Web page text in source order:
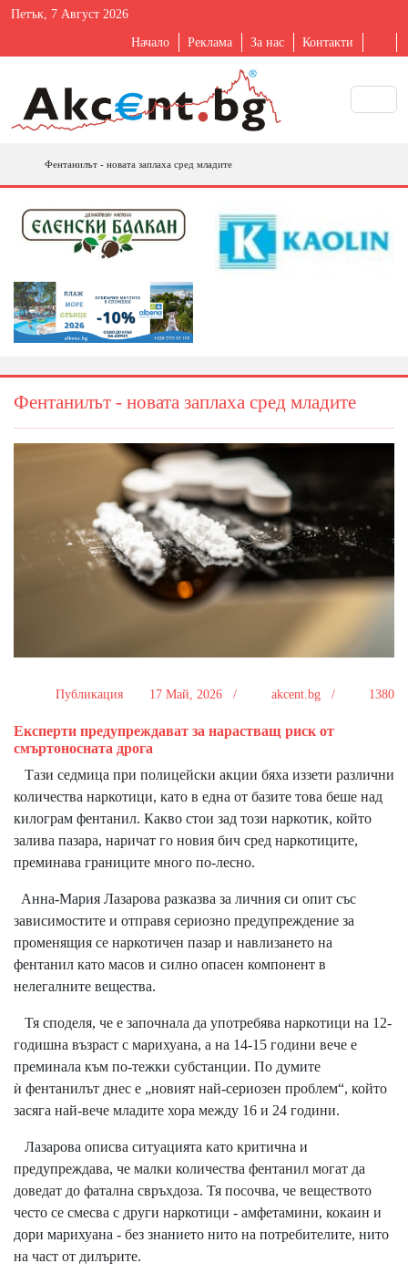
Петък, 7 Август 2026
Начало Реклама За нас Контакти
Фентанилът - новата заплаха сред младите
Фентанилът - новата заплаха сред младите
Публикация 17 Май, 2026 / akcent.bg / 1380
Експерти предупреждават за нарастващ риск от
смъртоносната дрога
Тази седмица при полицейски акции бяха иззети различни
количества наркотици, като в една от базите това беше над
килограм фентанил. Какво стои зад този наркотик, който
залива пазара, наричат го новия бич сред наркотиците,
преминава границите много по-лесно.
Анна-Мария Лазарова разказва за личния си опит със
зависимостите и отправя сериозно предупреждение за
променящия се наркотичен пазар и навлизането на
фентанил като масов и силно опасен компонент в
нелегалните вещества.
Тя споделя, че е започнала да употребява наркотици на 12-
годишна възраст с марихуана, а на 14-15 години вече е
преминала към по-тежки субстанции. По думите
ѝ фентанилът днес е „новият най-сериозен проблем“, който
засяга най-вече младите хора между 16 и 24 години.
Лазарова описва ситуацията като критична и
предупреждава, че малки количества фентанил могат да
доведат до фатална свръхдоза. Тя посочва, че веществото
често се смесва с други наркотици - амфетамини, кокаин и
дори марихуана - без знанието нито на потребителите, нито
на част от дилърите.